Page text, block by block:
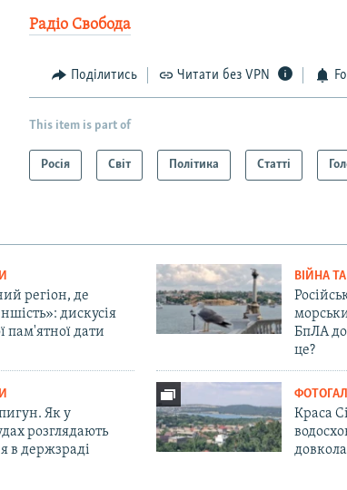
Радіо Свобода
Поділитись Читати без VPN
This item is part of
Росія Світ Політика Статті
регіон, де
дискусія
пам'ятної дати
ВІЙНА
БпЛА до
це?
Як у
розглядають
в держзраді
Краса
довкола